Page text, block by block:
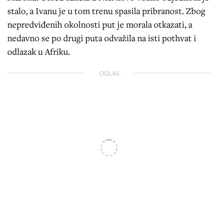
stalo, a Ivanu je u tom trenu spasila pribranost. Zbog
nepredviđenih okolnosti put je morala otkazati, a
nedavno se po drugi puta odvažila na isti pothvat i
odlazak u Afriku.
OGLAS